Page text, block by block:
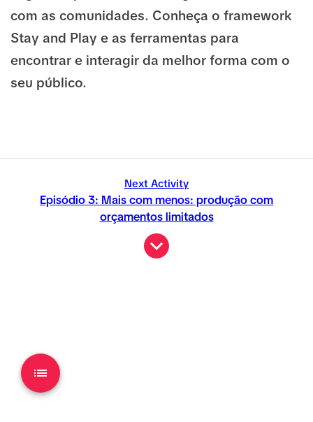
com as comunidades. Conheça o framework
Stay and Play e as ferramentas para
encontrar e interagir da melhor forma com o
seu público.
Next Activity
Episódio 3: Mais com menos: produção com
orçamentos limitados